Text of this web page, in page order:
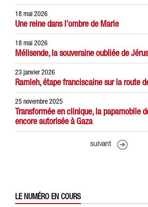
18 mai 2026
Une reine dans l’ombre de Marie
18 mai 2026
Mélisende, la souveraine oubliée de
23 janvier 2026
Ramleh, étape franciscaine sur la route
25 novembre 2025
Transformée en clinique, la papamobile
encore autorisée à Gaza
suivant
LE NUMÉRO EN COURS